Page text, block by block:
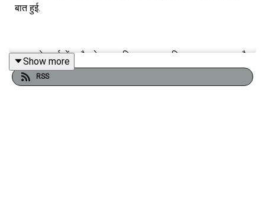
बात हुई.
इस हफ्ते चर्चा में बतौर मेहमान वरिष्ठ पत्रकार निरुपमा सुब्रमण्यम और
अफरीदा हुसैन ने हिस्सा लिया. न्यूज़लॉन्ड्री टीम से चर्चा में विकास
जांगड़ा शामिल हुए. वहीं, चर्चा का संचालन न्यूजलॉन्ड्री के सह संपादक
Show more
RSS